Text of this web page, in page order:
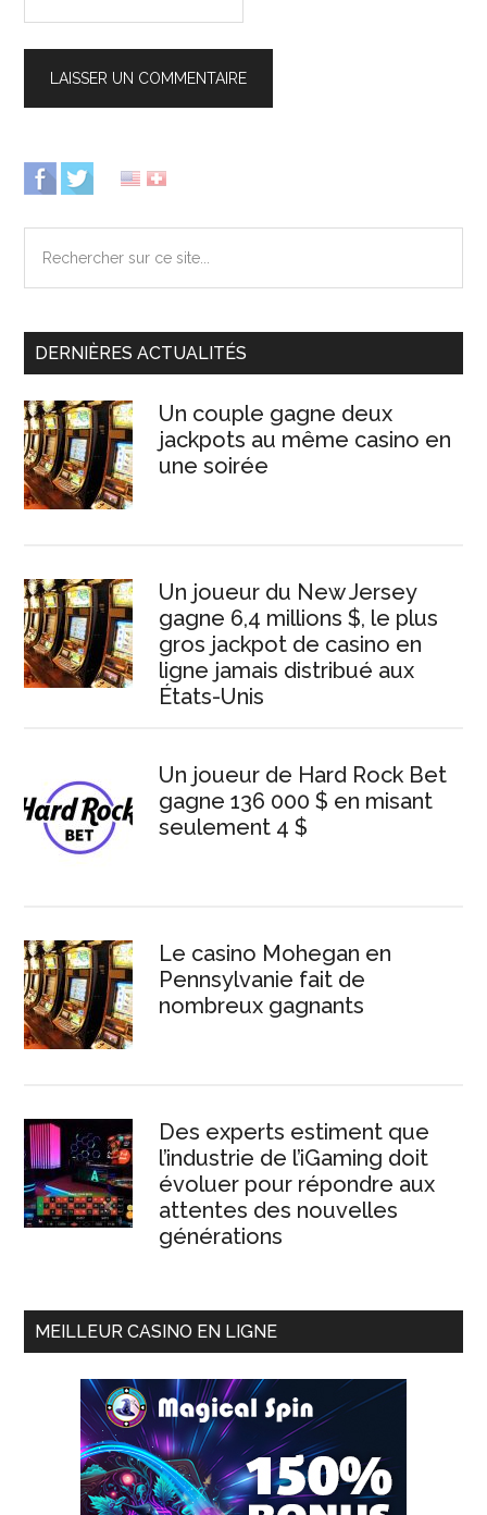
Barre
latérale
principale
sur
DERNIÈRES ACTUALITÉS
Un couple gagne deux
jackpots au même casino en
une soirée
Un joueur du New Jersey
gagne 6,4 millions $, le plus
gros jackpot de casino en
ligne jamais distribué aux
États-Unis
Un joueur de Hard Rock Bet
gagne 136 000 $ en misant
seulement 4 $
Le casino Mohegan en
Pennsylvanie fait de
nombreux gagnants
Des experts estiment que
l’industrie de l’iGaming doit
évoluer pour répondre aux
attentes des nouvelles
générations
MEILLEUR CASINO EN LIGNE